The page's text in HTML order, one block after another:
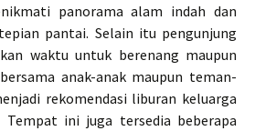
panorama alam indah dan
pantai. Selain itu pengunjung
waktu untuk berenang maupun
anak-anak maupun teman-
rekomendasi liburan keluarga
Tempat ini juga tersedia beberapa